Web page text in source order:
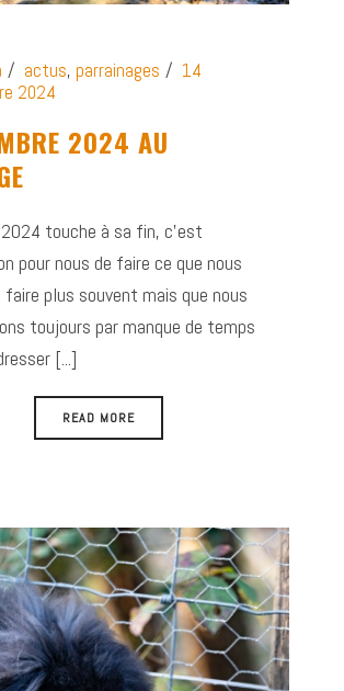
actus, parrainages
14
2024
2024 AU
2024 touche à sa fin, c’est
pour nous de faire ce que nous
faire plus souvent mais que nous
toujours par manque de temps
[...]
READ MORE